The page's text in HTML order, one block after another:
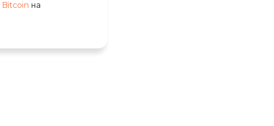
Bitcoin на